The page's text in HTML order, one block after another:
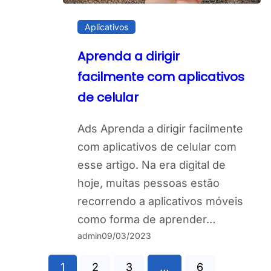
Aplicativos
Aprenda a dirigir
facilmente com aplicativos
de celular
Ads Aprenda a dirigir facilmente
com aplicativos de celular com
esse artigo. Na era digital de
hoje, muitas pessoas estão
recorrendo a aplicativos móveis
como forma de aprender…
admin09/03/2023
1 2 3 … 6